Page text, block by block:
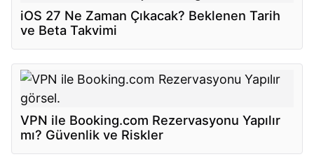
iOS 27 Ne Zaman Çıkacak? Beklenen Tarih
ve Beta Takvimi
VPN ile Booking.com Rezervasyonu Yapılır
mı? Güvenlik ve Riskler